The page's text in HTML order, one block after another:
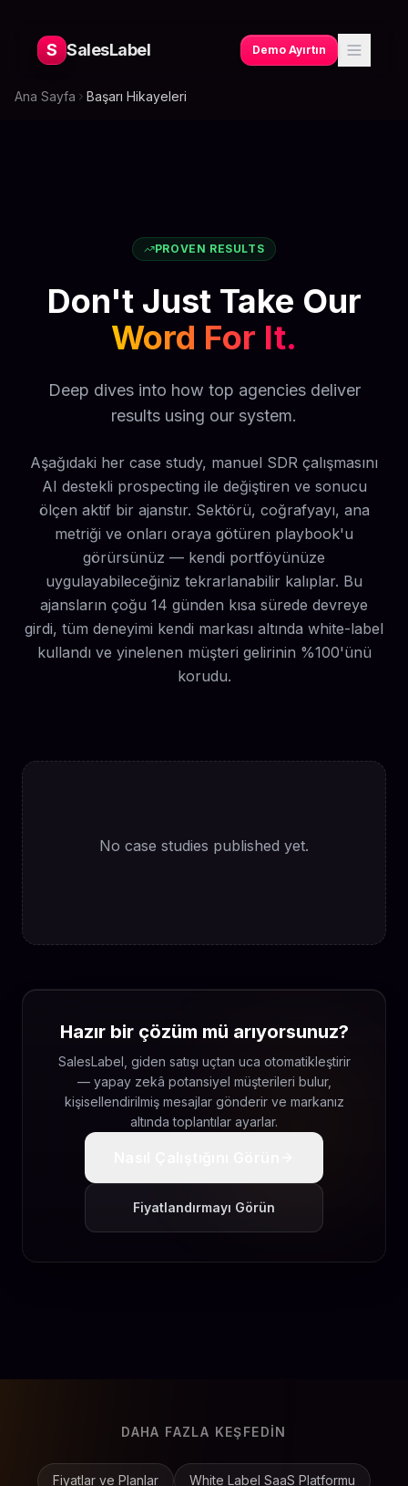
S SalesLabel Demo Ayırtın
Ana Sayfa Başarı Hikayeleri
PROVEN RESULTS
Don't Just Take Our
Word For It.
Deep dives into how top agencies deliver
results using our system.
Aşağıdaki her case study, manuel SDR çalışmasını
AI destekli prospecting ile değiştiren ve sonucu
ölçen aktif bir ajanstır. Sektörü, coğrafyayı, ana
metriği ve onları oraya götüren playbook'u
görürsünüz — kendi portföyünüze
uygulayabileceğiniz tekrarlanabilir kalıplar. Bu
ajansların çoğu 14 günden kısa sürede devreye
girdi, tüm deneyimi kendi markası altında white-label
kullandı ve yinelenen müşteri gelirinin %100'ünü
korudu.
No case studies published yet.
Hazır bir çözüm mü arıyorsunuz?
SalesLabel, giden satışı uçtan uca otomatikleştirir
— yapay zekâ potansiyel müşterileri bulur,
kişisellendirilmiş mesajlar gönderir ve markanız
altında toplantılar ayarlar.
Fiyatlandırmayı Görün
DAHA FAZLA KEŞFEDIN
Fiyatlar ve Planlar White Label SaaS Platformu